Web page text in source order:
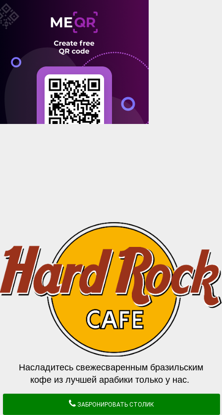
Насладитесь свежесваренным бразильским
кофе из лучшей арабики только у нас.
ЗАБРОНИРОВАТЬ СТОЛИК